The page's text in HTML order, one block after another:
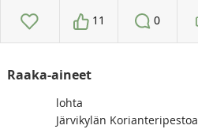
11 0
Raaka-aineet
lohta
Järvikylän Korianteripestoa